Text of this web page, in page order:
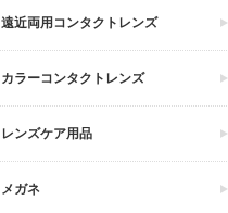
遠近両用コンタクトレンズ
カラーコンタクトレンズ
レンズケア用品
メガネ